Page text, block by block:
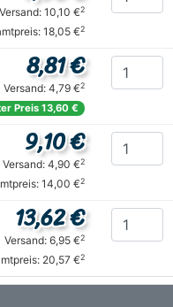
Versand: 10,10 €2
18,05 €2
8,81 €
Versand: 4,79 €2
Preis 13,60 €
9,10 €
Versand: 4,90 €2
14,00 €2
13,62 €
Versand: 6,95 €2
20,57 €2